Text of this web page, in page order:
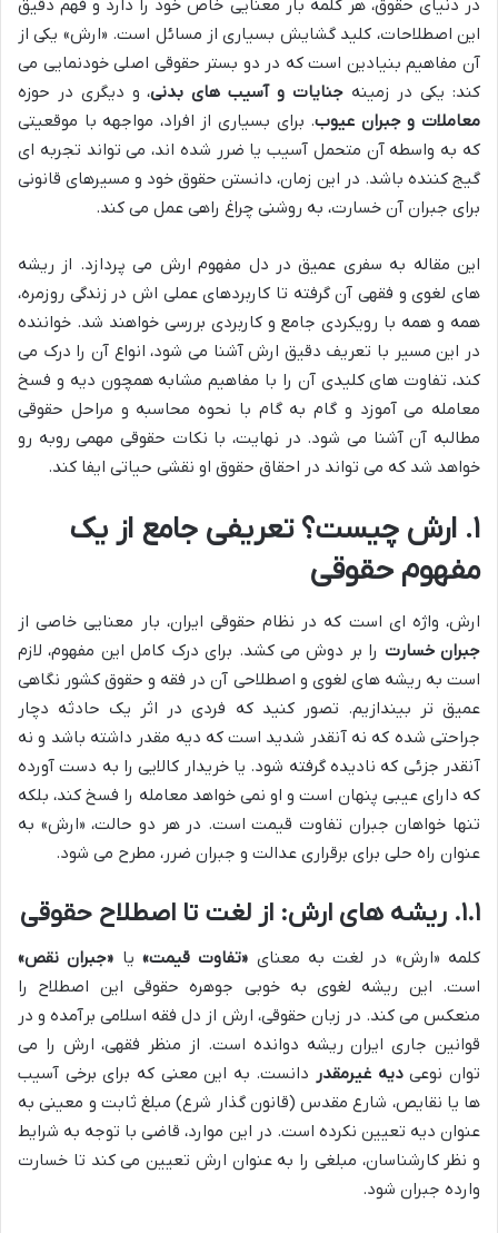
در دنیای حقوق، هر کلمه بار معنایی خاص خود را دارد و فهم دقیق
این اصطلاحات، کلید گشایش بسیاری از مسائل است. «ارش» یکی از
آن مفاهیم بنیادین است که در دو بستر حقوقی اصلی خودنمایی می
کند: یکی در زمینهجنایات و آسیب های بدنی، و دیگری در حوزه
معاملات و جبران عیوب. برای بسیاری از افراد، مواجهه با موقعیتی
که به واسطه آن متحمل آسیب یا ضرر شده اند، می تواند تجربه ای
گیج کننده باشد. در این زمان، دانستن حقوق خود و مسیرهای قانونی
برای جبران آن خسارت، به روشنی چراغ راهی عمل می کند.
این مقاله به سفری عمیق در دل مفهوم ارش می پردازد. از ریشه
های لغوی و فقهی آن گرفته تا کاربردهای عملی اش در زندگی روزمره،
همه و همه با رویکردی جامع و کاربردی بررسی خواهند شد. خواننده
در این مسیر با تعریف دقیق ارش آشنا می شود، انواع آن را درک می
کند، تفاوت های کلیدی آن را با مفاهیم مشابه همچون دیه و فسخ
معامله می آموزد و گام به گام با نحوه محاسبه و مراحل حقوقی
مطالبه آن آشنا می شود. در نهایت، با نکات حقوقی مهمی روبه رو
خواهد شد که می تواند در احقاق حقوق او نقشی حیاتی ایفا کند.
۱. ارش چیست؟ تعریفی جامع از یک
مفهوم حقوقی
ارش، واژه ای است که در نظام حقوقی ایران، بار معنایی خاصی از
جبران خسارت را بر دوش می کشد. برای درک کامل این مفهوم، لازم
است به ریشه های لغوی و اصطلاحی آن در فقه و حقوق کشور نگاهی
عمیق تر بیندازیم. تصور کنید که فردی در اثر یک حادثه دچار
جراحتی شده که نه آنقدر شدید است که دیه مقدر داشته باشد و نه
آنقدر جزئی که نادیده گرفته شود. یا خریدار کالایی را به دست آورده
که دارای عیبی پنهان است و او نمی خواهد معامله را فسخ کند، بلکه
تنها خواهان جبران تفاوت قیمت است. در هر دو حالت، «ارش» به
عنوان راه حلی برای برقراری عدالت و جبران ضرر، مطرح می شود.
۱.۱. ریشه های ارش: از لغت تا اصطلاح حقوقی
کلمه «ارش» در لغت به معنای «تفاوت قیمت» یا «جبران نقص»
است. این ریشه لغوی به خوبی جوهره حقوقی این اصطلاح را
منعکس می کند. در زبان حقوقی، ارش از دل فقه اسلامی برآمده و در
قوانین جاری ایران ریشه دوانده است. از منظر فقهی، ارش را می
توان نوعیدیه غیرمقدر دانست. به این معنی که برای برخی آسیب
ها یا نقایص، شارع مقدس (قانون گذار شرع) مبلغ ثابت و معینی به
عنوان دیه تعیین نکرده است. در این موارد، قاضی با توجه به شرایط
و نظر کارشناسان، مبلغی را به عنوان ارش تعیین می کند تا خسارت
وارده جبران شود.